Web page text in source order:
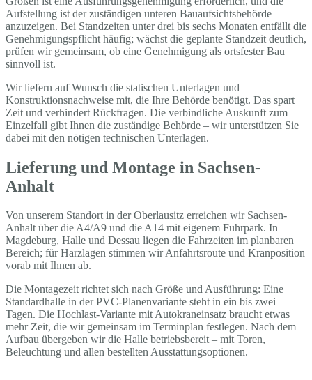
Aufstellung ist der zuständigen unteren Bauaufsichtsbehörde
anzuzeigen. Bei Standzeiten unter drei bis sechs Monaten entfällt die
Genehmigungspflicht häufig; wächst die geplante Standzeit deutlich,
prüfen wir gemeinsam, ob eine Genehmigung als ortsfester Bau
sinnvoll ist.
Wir liefern auf Wunsch die statischen Unterlagen und
Konstruktionsnachweise mit, die Ihre Behörde benötigt. Das spart
Zeit und verhindert Rückfragen. Die verbindliche Auskunft zum
Einzelfall gibt Ihnen die zuständige Behörde – wir unterstützen Sie
dabei mit den nötigen technischen Unterlagen.
Lieferung und Montage in Sachsen-
Anhalt
Von unserem Standort in der Oberlausitz erreichen wir Sachsen-
Anhalt über die A4/A9 und die A14 mit eigenem Fuhrpark. In
Magdeburg, Halle und Dessau liegen die Fahrzeiten im planbaren
Bereich; für Harzlagen stimmen wir Anfahrtsroute und Kranposition
vorab mit Ihnen ab.
Die Montagezeit richtet sich nach Größe und Ausführung: Eine
Standardhalle in der PVC-Planenvariante steht in ein bis zwei
Tagen. Die Hochlast-Variante mit Autokraneinsatz braucht etwas
mehr Zeit, die wir gemeinsam im Terminplan festlegen. Nach dem
Aufbau übergeben wir die Halle betriebsbereit – mit Toren,
Beleuchtung und allen bestellten Ausstattungsoptionen.